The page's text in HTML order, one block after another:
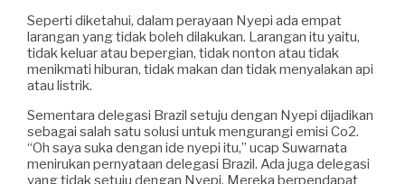
Seperti diketahui, dalam perayaan Nyepi ada empat
larangan yang tidak boleh dilakukan. Larangan itu yaitu,
tidak keluar atau bepergian, tidak nonton atau tidak
menikmati hiburan, tidak makan dan tidak menyalakan api
atau listrik.
Sementara delegasi Brazil setuju dengan Nyepi dijadikan
sebagai salah satu solusi untuk mengurangi emisi Co2.
“Oh saya suka dengan ide nyepi itu,” ucap Suwarnata
menirukan pernyataan delegasi Brazil. Ada juga delegasi
yang tidak setuju dengan Nyepi. Mereka berpendapat